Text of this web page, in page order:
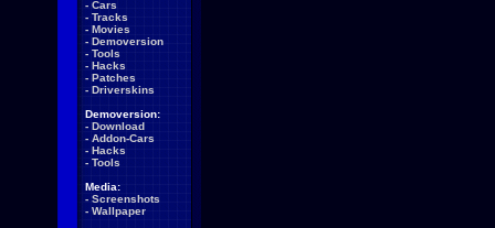
- Cars
- Tracks
- Movies
- Demoversion
- Tools
- Hacks
- Patches
- Driverskins
Demoversion:
- Download
- Addon-Cars
- Hacks
- Tools
Media:
- Screenshots
- Wallpaper